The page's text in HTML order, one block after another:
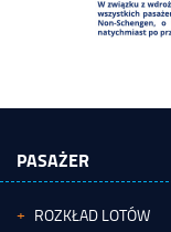
PASAŻER
ROZKŁAD LOTÓW